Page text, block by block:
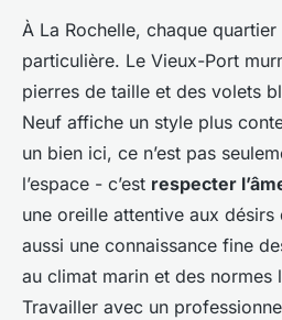
À La Rochelle, chaque
particulière. Le Vieux-Port
pierres de taille et des volets
Neuf affiche un style plus
un bien ici, ce n’est pas
l’espace - c’est respecter
une oreille attentive aux
aussi une connaissance fine
au climat marin et des normes
Travailler avec un